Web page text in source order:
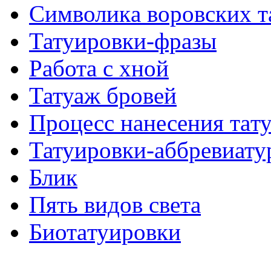
Символикa воровских
Татуировки-фразы
Работa с хнoй
Татуаж бровей
Процесс нанесения
Татуировки-
Блик
Пять видов светa
Биотaтуировки